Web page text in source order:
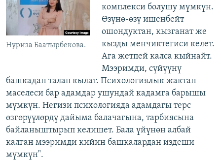
Нуриза Баатырбекова.
комплекси болушу мүмкүн.
Өзүнө-өзү ишенбейт
ошондуктан, кызганат же
кызды менчиктегиси келет.
Ага жетпей калса кыйнайт.
Мээримди, сүйүүнү
башкадан талап кылат. Психологиялык жактан
маселеси бар адамдар ушундай кадамга барышы
мүмкүн. Негизи психологияда адамдагы терс
өзгөрүүлөрдү дайыма балачагына, тарбиясына
байланыштырып келишет. Бала үйүнөн албай
калган мээримди кийин башкалардан издеши
мүмкүн".